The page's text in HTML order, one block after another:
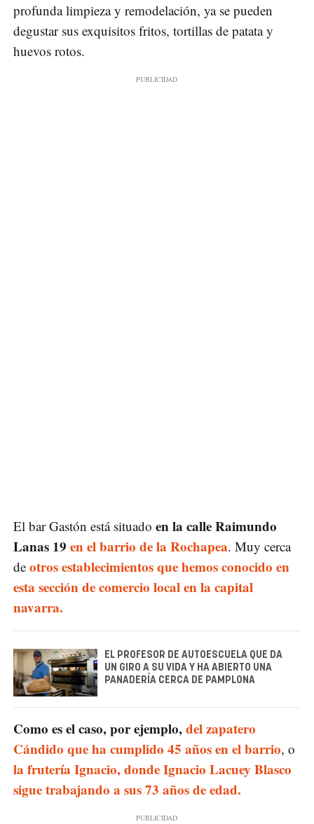
profunda limpieza y remodelación, ya se pueden
degustar sus exquisitos fritos, tortillas de patata y
huevos rotos.
El bar Gastón está situado en la calle Raimundo
Lanas 19 en el barrio de la Rochapea. Muy cerca
de otros establecimientos que hemos conocido en
esta sección de comercio local en la capital
navarra.
EL PROFESOR DE AUTOESCUELA QUE DA
UN GIRO A SU VIDA Y HA ABIERTO UNA
PANADERÍA CERCA DE PAMPLONA
Como es el caso, por ejemplo,del zapatero
Cándido que ha cumplido 45 años en el barrio, o
la frutería Ignacio, donde Ignacio Lacuey Blasco
sigue trabajando a sus 73 años de edad.